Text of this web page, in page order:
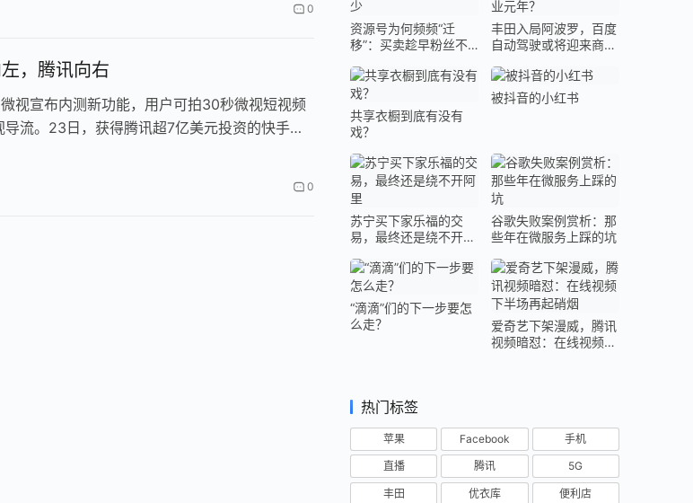
0
，腾讯向右
视宣布内测新功能，用户可拍30秒微视短视频
流。23日，获得腾讯超7亿美元投资的快手也
0
资源号为何频频“迁
移”：买卖趁早粉丝不
丰田入局阿波罗，百度
自动驾驶或将迎来商业
共享衣橱到底有没有
戏？
被抖音的小红书
苏宁买下家乐福的交
易，最终还是绕不开阿
谷歌失败案例赏析：那
些年在微服务上踩的坑
“滴滴”们的下一步要怎
么走？
爱奇艺下架漫威，腾讯
视频暗怼：在线视频下
热门标签
苹果 Facebook 手机
直播 腾讯 5G
丰田 优衣库 便利店